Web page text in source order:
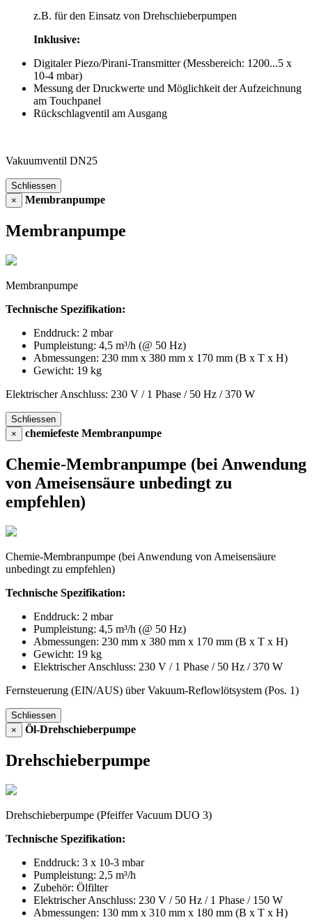
z.B. für den Einsatz von Drehschieberpumpen
Inklusive:
Digitaler Piezo/Pirani-Transmitter (Messbereich: 1200...5 x
10-4 mbar)
Messung der Druckwerte und Möglichkeit der Aufzeichnung
am Touchpanel
Rückschlagventil am Ausgang
Vakuumventil DN25
Schliessen
×
Membranpumpe
Membranpumpe
Membranpumpe
Technische Spezifikation:
Enddruck: 2 mbar
Pumpleistung: 4,5 m³/h (@ 50 Hz)
Abmessungen: 230 mm x 380 mm x 170 mm (B x T x H)
Gewicht: 19 kg
Elektrischer Anschluss: 230 V / 1 Phase / 50 Hz / 370 W
Schliessen
×
chemiefeste Membranpumpe
Chemie-Membranpumpe (bei Anwendung
von Ameisensäure unbedingt zu
empfehlen)
Chemie-Membranpumpe (bei Anwendung von Ameisensäure
unbedingt zu empfehlen)
Technische Spezifikation:
Enddruck: 2 mbar
Pumpleistung: 4,5 m³/h (@ 50 Hz)
Abmessungen: 230 mm x 380 mm x 170 mm (B x T x H)
Gewicht: 19 kg
Elektrischer Anschluss: 230 V / 1 Phase / 50 Hz / 370 W
Fernsteuerung (EIN/AUS) über Vakuum-Reflowlötsystem (Pos. 1)
Schliessen
×
Öl-Drehschieberpumpe
Drehschieberpumpe
Drehschieberpumpe (Pfeiffer Vacuum DUO 3)
Technische Spezifikation:
Enddruck: 3 x 10-3 mbar
Pumpleistung: 2,5 m³/h
Zubehör: Ölfilter
Elektrischer Anschluss: 230 V / 50 Hz / 1 Phase / 150 W
Abmessungen: 130 mm x 310 mm x 180 mm (B x T x H)